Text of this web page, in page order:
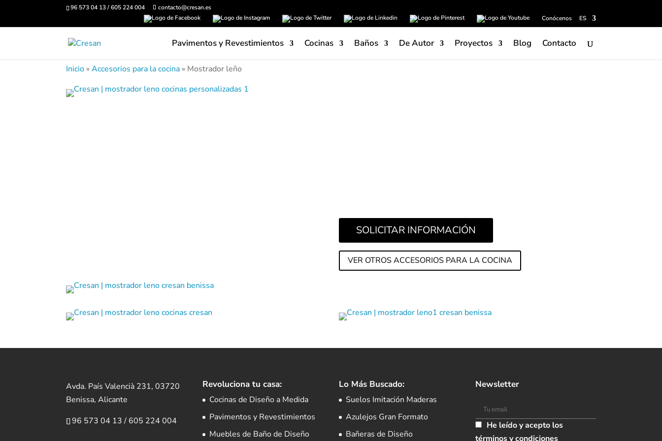
96 573 04 13 / 605 224 004
contacto@cresan.es
Conócenos
ES
Pavimentos y Revestimientos Cocinas Baños De Autor Proyectos Blog Contacto
Inicio »Accesorios para la cocina » Mostrador leño
SOLICITAR INFORMACIÓN
VER OTROS ACCESORIOS PARA LA COCINA
Avda. País Valencià 231, 03720
Benissa, Alicante
96 573 04 13/ 605 224 004
Revoluciona tu casa:
Cocinas de Diseño a Medida
Pavimentos y Revestimientos
Muebles de Baño de Diseño
Lo Más Buscado:
Suelos Imitación Maderas
Azulejos Gran Formato
Bañeras de Diseño
Newsletter
He leído y acepto los
términos y condiciones